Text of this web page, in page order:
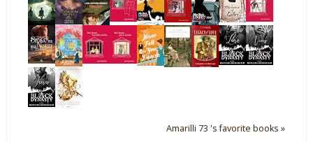
Amarilli 73 's favorite books »